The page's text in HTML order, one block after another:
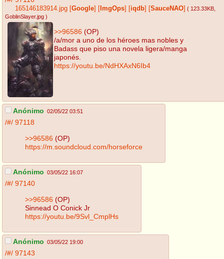
165146183914.jpg Google ImgOps iqdb SauceNAO ( 123.33KB
GoblinSlayer.jpg )
>>96586 (OP)
/a/mor a uno de los héroes mas nobles y
Badass que piso una novela ligera/manga
japonés.
https://youtu.be/NdHXAxN6Ib4
Anónimo 02/05/22 03:51
/#/ 97118
>>96586 (OP)
https://m.soundcloud.com/horseforce
Anónimo 03/05/22 16:07
/#/ 97140
>>96586 (OP)
Sinnead O Conick Jr
https://youtu.be/9Svl_CmplHs
Anónimo 03/05/22 19:00
/#/ 97143